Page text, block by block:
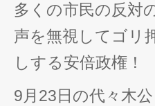
多くの市民の反対
声を無視してゴリ
しする安倍政権！
9月23日の代々木公